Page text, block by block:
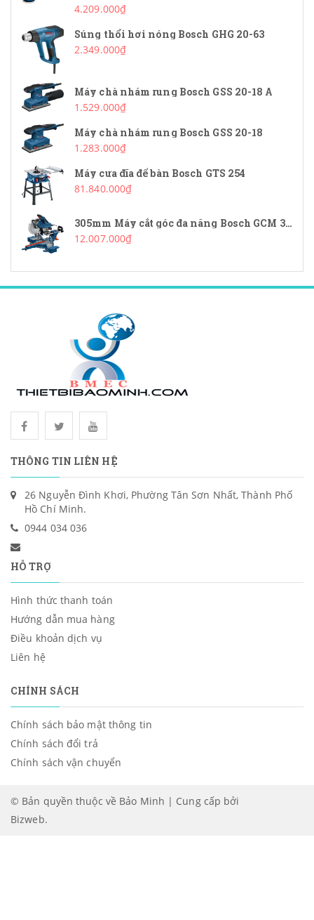
4.209.000₫
Súng thổi hơi nóng Bosch GHG 20-63
2.349.000₫
Máy chà nhám rung Bosch GSS 20-18 A
1.529.000₫
Máy chà nhám rung Bosch GSS 20-18
1.283.000₫
Máy cưa đĩa để bàn Bosch GTS 254
81.840.000₫
305mm Máy cắt góc đa năng Bosch GCM 340-305D
12.007.000₫
THÔNG TIN LIÊN HỆ
26 Nguyễn Đình Khơi, Phường Tân Sơn Nhất, Thành Phố
Hồ Chí Minh.
0944 034 036
HỖ TRỢ
Hình thức thanh toán
Hướng dẫn mua hàng
Điều khoản dịch vụ
Liên hệ
CHÍNH SÁCH
Chính sách bảo mật thông tin
Chính sách đổi trả
Chính sách vận chuyển
© Bản quyền thuộc về Bảo Minh | Cung cấp bởi
Bizweb.